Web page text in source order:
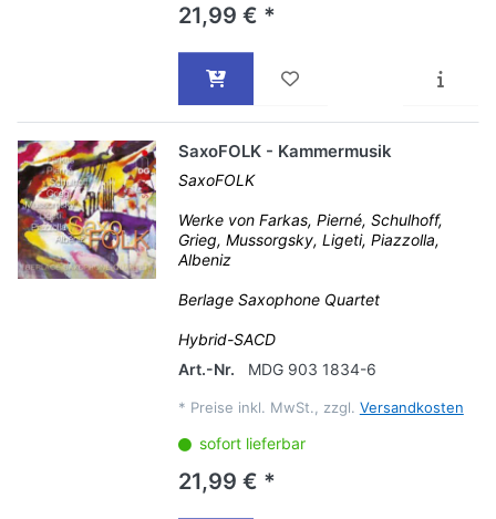
21,99 € *
SaxoFOLK - Kammermusik
SaxoFOLK
Werke von Farkas, Pierné, Schulhoff,
Grieg, Mussorgsky, Ligeti, Piazzolla,
Albeniz
Berlage Saxophone Quartet
Hybrid-SACD
Art.-Nr.
MDG 903 1834-6
* Preise inkl. MwSt., zzgl. Versandkosten
sofort lieferbar
21,99 € *